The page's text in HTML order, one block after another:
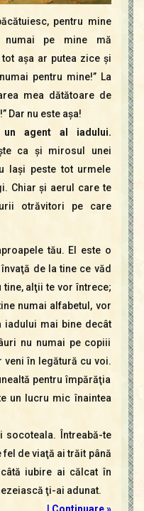
pen­tru mine
numai pe mine mă
aşa ar putea zice şi
pentru mine!” La
mea dătătoare de
Dar nu este aşa!
un agent al iadului.
ca şi mirosul unei
laşi peste tot urmele
Chiar şi aerul care te
otrăvitori pe care
tău. El este o
de la tine ce văd
tine, alţii te vor întrece;
numai alfabetul, vor
iadului mai bine decât
nu numai pe copiii
în legătură cu voi.
pentru împărăţia
un lucru mic înaintea
socoteala. Întreabă-te
de viaţă ai trăit până
iubire ai călcat în
ţi-ai adunat.
| Continuare »